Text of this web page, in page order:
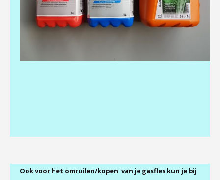
Ook voor het omruilen/kopen van je gasfles kun je bij